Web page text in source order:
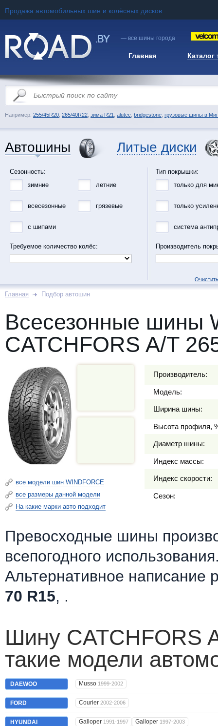
Продажа автомобильных шин и колёсных дисков
— все шины города
Главная Каталог
Например: 255/45R20 265/40R22 зима R21 alutec bridgestone грузовые шины в
Автошины Литые диски
Сезонность:
зимние
летние
всесезонные грязевые
с шипами
Требуемое количество колёс:
Тип покрышки:
только для
только
система
Производитель
Главная Подбор автошин
Всесезонные шины
CATCHFORS A/T
все модели шин WINDFORCE
все размеры данной модели
На какие марки авто подходит
Производитель:
Модель:
Ширина шины:
Высота профиля,
Диаметр шины:
Индекс массы:
Индекс скорости:
Сезон:
Превосходные шины
всепогодного
Альтернативное написание
70 R15, .
Шину CATCHFORS
такие модели
DAEWOO Musso 1999-2002
FORD Courier 2002-2006
HYUNDAI Galloper 1991-1997 Galloper 1997-2003